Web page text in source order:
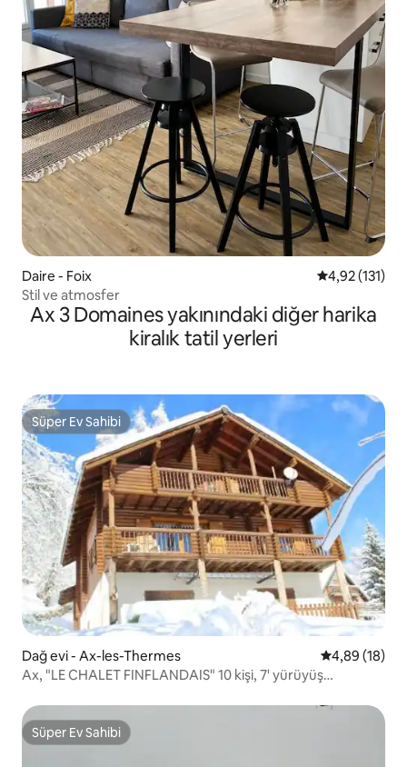
Daire - Foix 5 üzerinden
4,92 (131)
Stil ve atmosfer
Ax 3 Domaines yakınındaki diğer harika
kiralık tatil yerleri
Süper Ev Sahibi
Süper Ev Sahibi
Dağ evi - Ax-les-Thermes 5 üzerinden
4,89 (18)
Ax, "LE CHALET FINFLANDAIS" 10 kişi, 7' yürüyüş
Süper Ev Sahibi
Süper Ev Sahibi